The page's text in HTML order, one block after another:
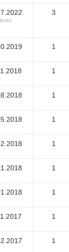
3
1
1
1
1
1
1
1
1
1